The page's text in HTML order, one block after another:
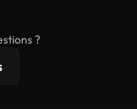
licence
?